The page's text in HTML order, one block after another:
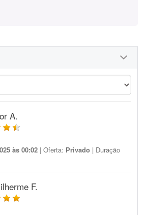
A.
às 00:02 | Oferta: Privado | Duração
F.